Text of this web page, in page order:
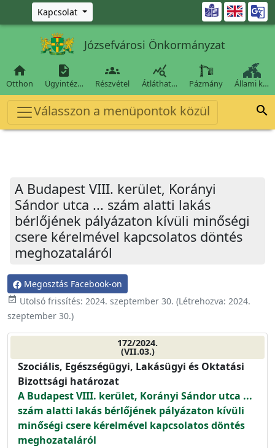
Ugrás a fő tartalomra
Kapcsolat 
Józsefvárosi Önkormányzat

Otthon

Ügyintéz…

Részvétel

Átláthat… Pázmány Állami k…
Válasszon a menüpontok közül 
A Budapest VIII. kerület, Korányi
Sándor utca ... szám alatti lakás
bérlőjének pályázaton kívüli minőségi
csere kérelmével kapcsolatos döntés
meghozataláról
Megosztás Facebook-on
event_available Utolsó frissítés: 2024. szeptember 30. (Létrehozva: 2024.
szeptember 30.)
172/2024.
(VII.03.)
Szociális, Egészségügyi, Lakásügyi és Oktatási
Bizottsági határozat
A Budapest VIII. kerület, Korányi Sándor utca ...
szám alatti lakás bérlőjének pályázaton kívüli
minőségi csere kérelmével kapcsolatos döntés
meghozataláról